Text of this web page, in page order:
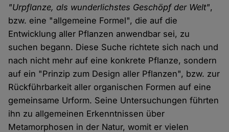
"Urpflanze, als wunderlichstes Geschöpf der Welt",
bzw. eine "allgemeine Formel", die auf die
Entwicklung aller Pflanzen anwendbar sei, zu
suchen begann. Diese Suche richtete sich nach und
nach nicht mehr auf eine konkrete Pflanze, sondern
auf ein "Prinzip zum Design aller Pflanzen", bzw. zur
Rückführbarkeit aller organischen Formen auf eine
gemeinsame Urform. Seine Untersuchungen führten
ihn zu allgemeinen Erkenntnissen über
Metamorphosen in der Natur, womit er vielen